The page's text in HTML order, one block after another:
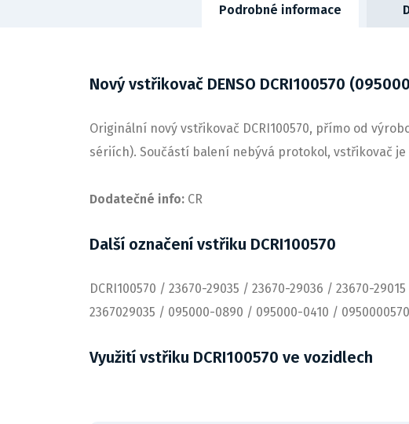
Podrobné informace
Nový vstřikovač DENSO DCRI100570
Originální nový vstřikovač DCRI100570, přímo od
sériích). Součástí balení nebývá protokol, vstřikovač
Dodatečné info: CR
Další označení vstřiku DCRI100570
DCRI100570 / 23670-29035 / 23670-29036 / 23670-
2367029035 / 095000-0890 / 095000-0410 /
Využití vstřiku DCRI100570 ve vozidlech